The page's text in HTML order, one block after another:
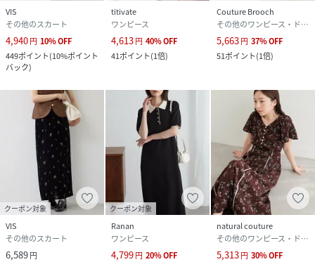
VIS
その他のスカート
4,940円 10%OFF
449ポイント(10%ポイント
バック)
titivate
ワンピース
4,613円 40%OFF
41ポイント(1倍)
Couture Brooch
その他のワンピース・ドレス
5,663円 37%OFF
51ポイント(1倍)
クーポン対象
VIS
その他のスカート
6,589円
クーポン対象
Ranan
ワンピース
4,799円 20%OFF
natural couture
その他のワンピース・ドレス
5,313円 30%OFF